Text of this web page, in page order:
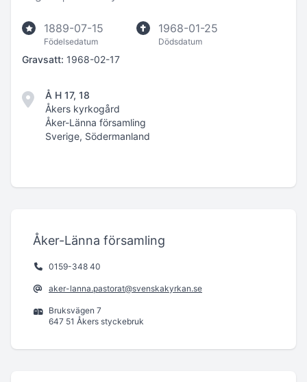
1889-07-15
Födelsedatum
1968-01-25
Dödsdatum
Gravsatt: 1968-02-17
Å H 17, 18
Åkers kyrkogård
Åker-Länna församling
Sverige, Södermanland
Åker-Länna församling
0159-348 40
aker-lanna.pastorat@svenskakyrkan.se
Bruksvägen 7
647 51 Åkers styckebruk